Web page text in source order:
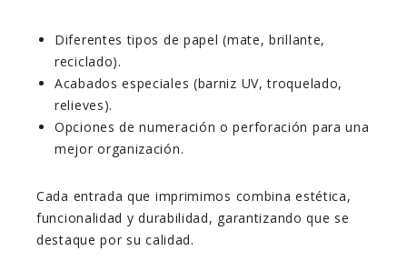
Diferentes tipos de papel (mate, brillante,
reciclado).
Acabados especiales (barniz UV, troquelado,
relieves).
Opciones de numeración o perforación para una
mejor organización.
Cada entrada que imprimimos combina estética,
funcionalidad y durabilidad, garantizando que se
destaque por su calidad.